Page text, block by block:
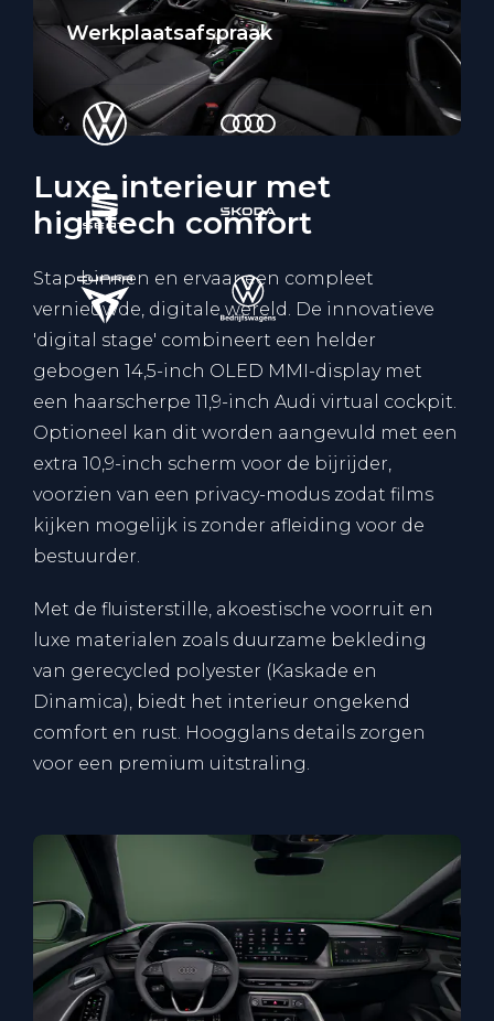
Werkplaatsafspraak
Luxe interieur met
hightech comfort
Stap binnen en ervaar een compleet
vernieuwde, digitale wereld. De innovatieve
'digital stage' combineert een helder
gebogen 14,5-inch OLED MMI-display met
een haarscherpe 11,9-inch Audi virtual cockpit.
Optioneel kan dit worden aangevuld met een
extra 10,9-inch scherm voor de bijrijder,
voorzien van een privacy-modus zodat films
kijken mogelijk is zonder afleiding voor de
bestuurder.
Met de fluisterstille, akoestische voorruit en
luxe materialen zoals duurzame bekleding
van gerecycled polyester (Kaskade en
Dinamica), biedt het interieur ongekend
comfort en rust. Hoogglans details zorgen
voor een premium uitstraling.